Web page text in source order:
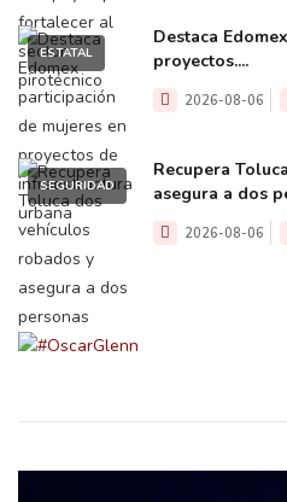
ESTATAL
Destaca
proyectos....
2026-08-06
SEGURIDAD
Recupera
asegura a dos
2026-08-06